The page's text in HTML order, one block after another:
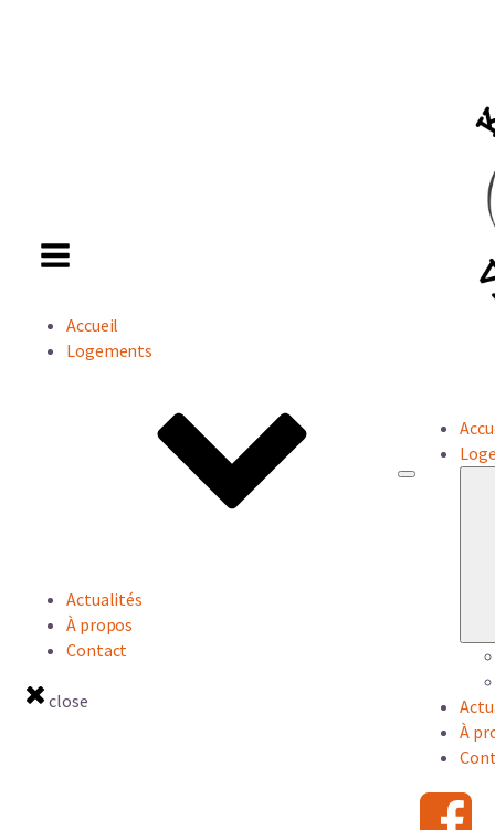
Accueil
Logements
Actualités
À propos
Contact
close
À